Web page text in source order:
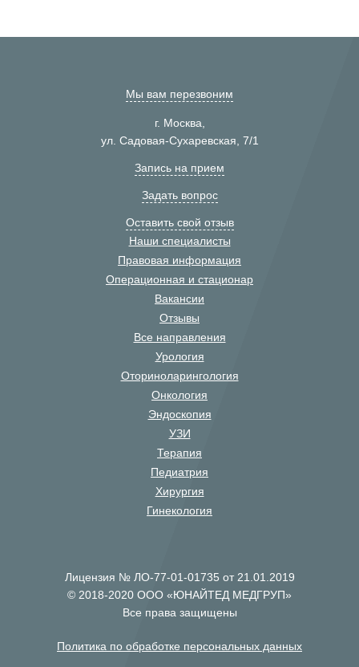
Мы вам перезвоним
г. Москва,
ул. Садовая-Сухаревская, 7/1
Запись на прием
Задать вопрос
Оставить свой отзыв
Наши специалисты
Правовая информация
Операционная и стационар
Вакансии
Отзывы
Все направления
Урология
Оториноларингология
Онкология
Эндоскопия
УЗИ
Терапия
Педиатрия
Хирургия
Гинекология
Лицензия № ЛО-77-01-01735 от 21.01.2019
© 2018-2020 ООО «ЮНАЙТЕД МЕДГРУП»
Все права защищены
Политика по обработке персональных данных